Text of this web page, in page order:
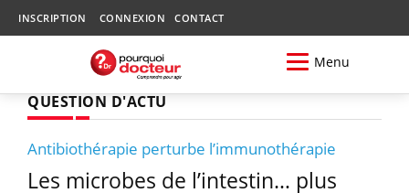
INSCRIPTION CONNEXION CONTACT
Menu
QUESTION D'ACTU
Antibiothérapie perturbe l’immunothérapie
Les microbes de l’intestin… plus